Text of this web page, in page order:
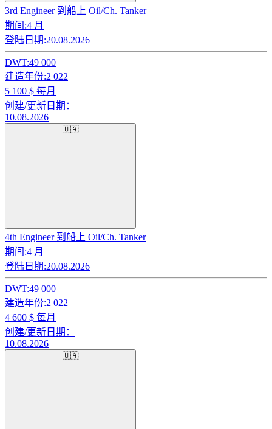
3rd Engineer 到船上 Oil/Ch. Tanker
期间:4 月
登陆日期:20.08.2026
DWT:49 000
建造年份:2 022
5 100 $ 每月
创建/更新日期：
10.08.2026
🇺🇦
4th Engineer 到船上 Oil/Ch. Tanker
期间:4 月
登陆日期:20.08.2026
DWT:49 000
建造年份:2 022
4 600 $ 每月
创建/更新日期：
10.08.2026
🇺🇦